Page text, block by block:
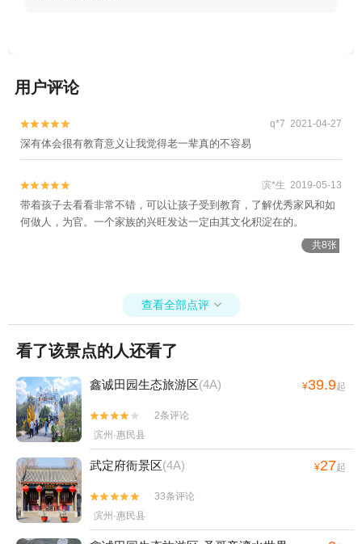
用户评论

 q*7 2021-04-27
深有体会很有教育意义让我觉得老一辈真的不容易

 滨*生 2019-05-13
带着孩子去看看非常不错，可以让孩子受到教育，了解优秀家风和如
何做人，为官。一个家族的兴旺发达一定由其文化积淀在的。
共8张
查看全部点评 
看了该景点的人还看了
鑫诚田园生态旅游区(4A) ¥39.9起


2条评论
滨州·惠民县
武定府衙景区(4A) ¥27起


33条评论
滨州·惠民县